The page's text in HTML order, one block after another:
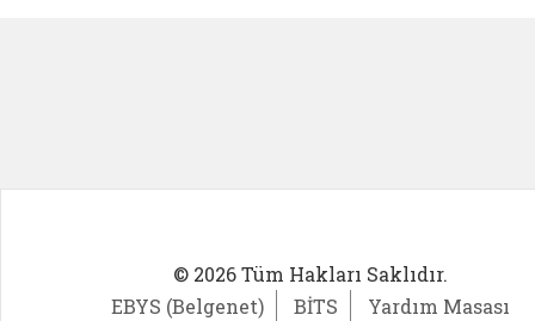
© 2026 Tüm Hakları Saklıdır.
EBYS (Belgenet)
BİTS Yardım Masası